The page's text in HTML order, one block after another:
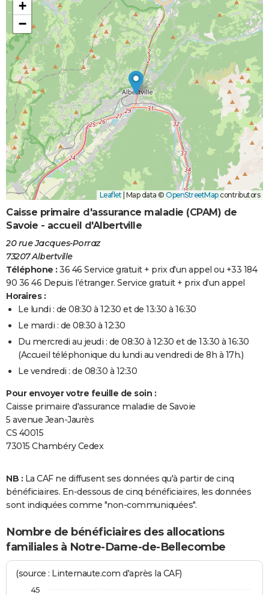
+
−
Leaflet Map data © OpenStreetMapcontributors
Caisse primaire d'assurance maladie (CPAM) de
Savoie - accueil d'Albertville
20 rue Jacques-Porraz
73207 Albertville
Téléphone : 36 46 Service gratuit + prix d'un appel ou +33 184
90 36 46 Depuis l’étranger. Service gratuit + prix d’un appel
Horaires :
Le lundi : de 08:30 à 12:30 et de 13:30 à 16:30
Le mardi : de 08:30 à 12:30
Du mercredi au jeudi : de 08:30 à 12:30 et de 13:30 à 16:30
(Accueil téléphonique du lundi au vendredi de 8h à 17h.)
Le vendredi : de 08:30 à 12:30
Pour envoyer votre feuille de soin :
Caisse primaire d'assurance maladie de Savoie
5 avenue Jean-Jaurès
CS 40015
73015 Chambéry Cedex
NB : La CAF ne diffusent ses données qu'à partir de cinq
bénéficiaires. En-dessous de cinq bénéficiaires, les données
sont indiquées comme "non-communiquées".
Nombre de bénéficiaires des allocations
familiales à Notre-Dame-de-Bellecombe
(source : Linternaute.com d'après la CAF)
45